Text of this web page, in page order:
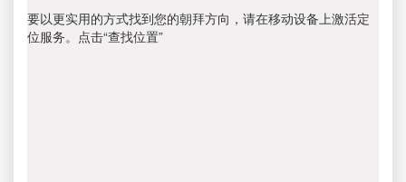
要以更实用的方式找到您的朝拜方向，请在移动设备上激活定
位服务。点击“查找位置”